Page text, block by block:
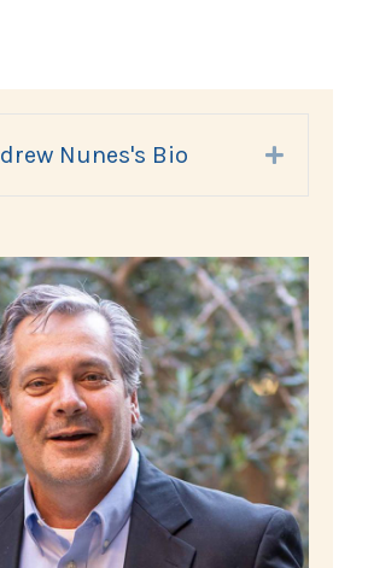
Nunes's Bio Expand